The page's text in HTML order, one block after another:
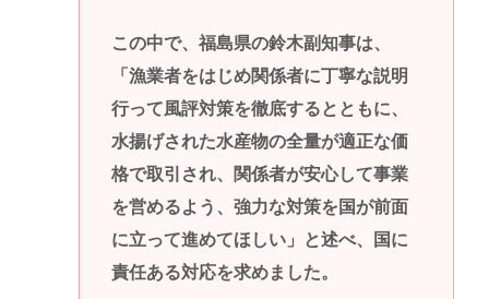
この中で、福島県の鈴木副知事は、
「漁業者をはじめ関係者に丁寧な説明
行って風評対策を徹底するとともに、
水揚げされた水産物の全量が適正な価
格で取引され、関係者が安心して事業
を営めるよう、強力な対策を国が前面
に立って進めてほしい」と述べ、国に
責任ある対応を求めました。